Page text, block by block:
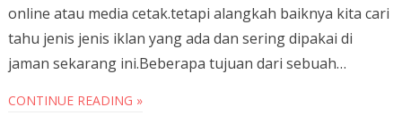
online atau media cetak.tetapi alangkah baiknya kita cari
tahu jenis jenis iklan yang ada dan sering dipakai di
jaman sekarang ini.Beberapa tujuan dari sebuah…
CONTINUE READING »